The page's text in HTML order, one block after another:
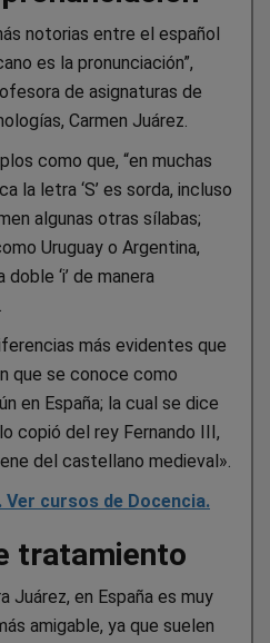
notorias entre el español
es la pronunciación”,
de asignaturas de
Carmen Juárez.
como que, “en muchas
la letra ‘S’ es sorda, incluso
algunas otras sílabas;
Uruguay o Argentina,
doble ‘i’ de manera
más evidentes que
que se conoce como
en España; la cual se dice
copió del rey Fernando III,
del castellano medieval».
cursos de Docencia.
tratamiento
Juárez, en España es muy
amigable, ya que suelen